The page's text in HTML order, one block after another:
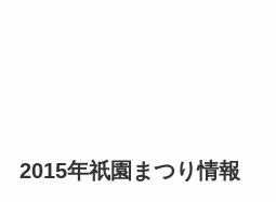
2015年祇園まつり情報